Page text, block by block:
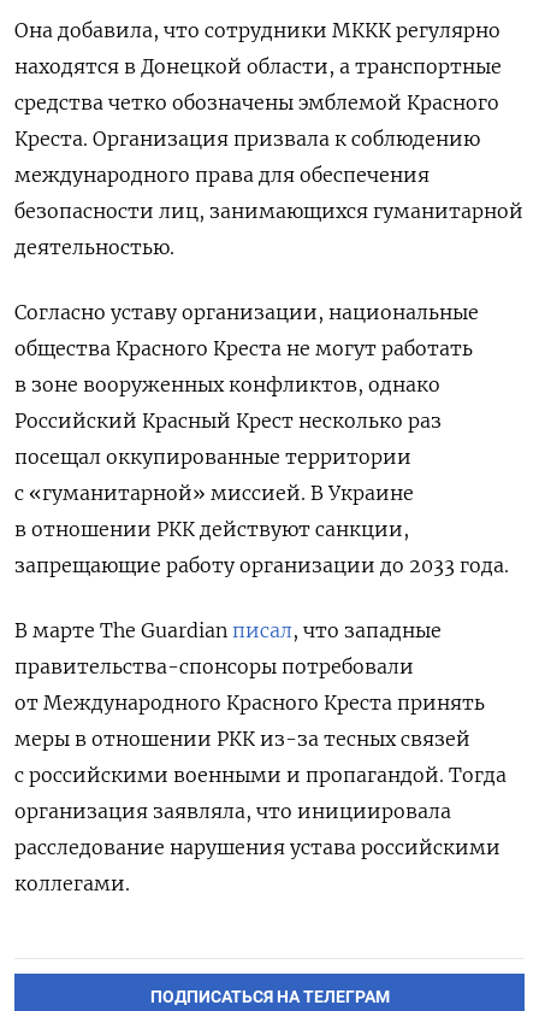
Она добавила, что сотрудники МККК регулярно
находятся в Донецкой области, а транспортные
средства четко обозначены эмблемой Красного
Креста. Организация призвала к соблюдению
международного права для обеспечения
безопасности лиц, занимающихся гуманитарной
деятельностью.
Согласно уставу организации, национальные
общества Красного Креста не могут работать
в зоне вооруженных конфликтов, однако
Российский Красный Крест несколько раз
посещал оккупированные территории
с «гуманитарной» миссией. В Украине
в отношении РКК действуют санкции,
запрещающие работу организации до 2033 года.
В марте The Guardian писал, что западные
правительства-спонсоры потребовали
от Международного Красного Креста принять
меры в отношении РКК из-за тесных связей
с российскими военными и пропагандой. Тогда
организация заявляла, что инициировала
расследование нарушения устава российскими
коллегами.
ПОДПИСАТЬСЯ НА ТЕЛЕГРАМ